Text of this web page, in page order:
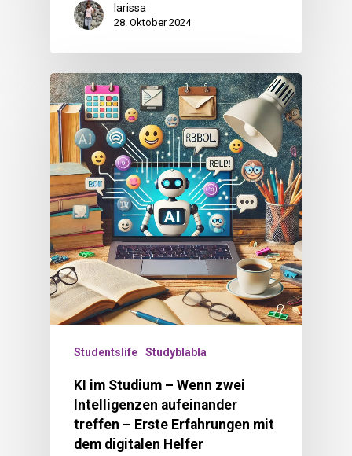
larissa
28. Oktober 2024
Studentslife Studyblabla
KI im Studium – Wenn zwei
Intelligenzen aufeinander
treffen – Erste Erfahrungen mit
dem digitalen Helfer